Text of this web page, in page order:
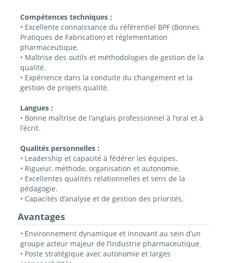
Compétences techniques :
• Excellente connaissance du référentiel BPF (Bonnes
Pratiques de Fabrication) et réglementation
pharmaceutique.
• Maîtrise des outils et méthodologies de gestion de la
qualité.
• Expérience dans la conduite du changement et la
gestion de projets qualité.
Langues :
• Bonne maîtrise de l’anglais professionnel à l’oral et à
l’écrit.
Qualités personnelles :
• Leadership et capacité à fédérer les équipes.
• Rigueur, méthode, organisation et autonomie.
• Excellentes qualités relationnelles et sens de la
pédagogie.
• Capacités d’analyse et de gestion des priorités.
Avantages
• Environnement dynamique et innovant au sein d’un
groupe acteur majeur de l’industrie pharmaceutique.
• Poste stratégique avec autonomie et larges